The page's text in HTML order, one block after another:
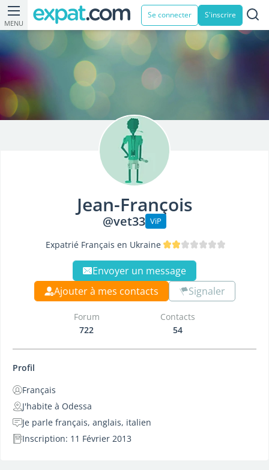
MENU
Se connecter S'inscrire
Jean-François
@vet33 ViP
Expatrié Français en Ukraine
Envoyer un message
Ajouter à mes contacts
Signaler
Forum
722
Contacts
54
Profil
Français
J'habite à Odessa
Je parle français, anglais, italien
Inscription: 11 Février 2013